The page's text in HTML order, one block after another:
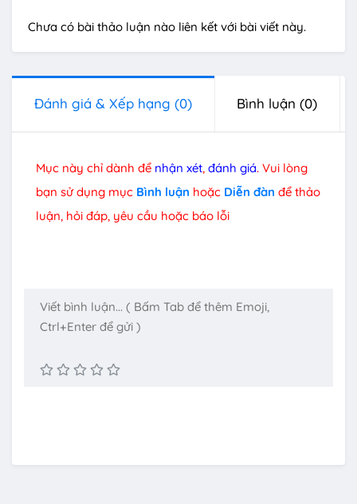
Chưa có bài thảo luận nào liên kết với bài viết này.
Đánh giá & Xếp hạng (0) Bình luận (0)
Mục này chỉ dành để nhận xét, đánh giá. Vui lòng
bạn sử dụng mục Bình luận hoặc Diễn đàn để thảo
luận, hỏi đáp, yêu cầu hoặc báo lỗi